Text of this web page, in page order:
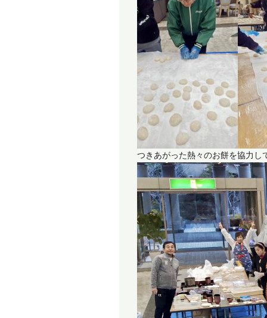
つきあがった熱々のお餅を協力し